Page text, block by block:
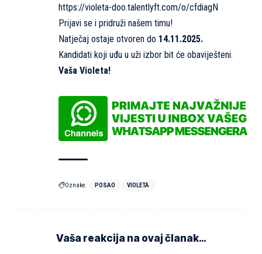
https://violeta-doo.talentlyft.com/o/cfdiagN
Prijavi se i pridruži našem timu!
Natječaj ostaje otvoren do 14.11.2025.
Kandidati koji uđu u uži izbor bit će obaviješteni.
Vaša Violeta!
Oznake: POSAO VIOLETA
Vaša reakcija na ovaj članak…